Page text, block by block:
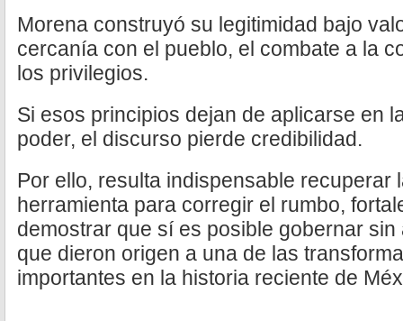
Morena construyó su legitimidad bajo
cercanía con el pueblo, el combate a la
los privilegios.
Si esos principios dejan de aplicarse en
poder, el discurso pierde credibilidad.
Por ello, resulta indispensable recuperar
herramienta para corregir el rumbo,
demostrar que sí es posible gobernar
que dieron origen a una de las
importantes en la historia reciente de